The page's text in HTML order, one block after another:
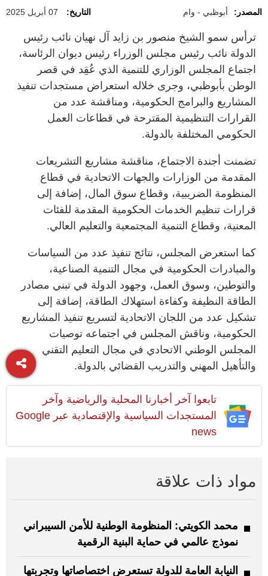
المصدر: أبوظبي - وام التاريخ: 07 أبريل 2025
ترأس سمو الشيخ منصور بن زايد آل نهيان نائب رئيس
الدولة نائب رئيس مجلس الوزراء رئيس ديوان الرئاسة،
اجتماع المجلس الوزاري للتنمية الذي عُقِد في قصر
الوطن بأبوظبي، وجرى خلاله استعراض مستجدات تنفيذ
المشاريع والبرامج الحكومية، ومناقشة عدد من
القرارات التنظيمية المقترحة في قطاعات العمل
الحكومي المختلفة بالدولة.
تضمنت أجندة الاجتماع، مناقشة مشاريع التشريعات
المقدمة من الوزارات والجهات الاتحادية في قطاع
المنظومة الضريبية، وقطاع سوق المال، إضافة إلى
قرارات تنظيم الخدمات الحكومية المقدمة للفئات
المعنية، وقطاع التنمية المجتمعية والتعليم العالي.
كما استعرض المجلس، نتائج تنفيذ عدد من السياسات
والمبادرات الحكومية في مجال التنمية الصناعية،
والتوطين، وسوق العمل، وجهود الدولة في تبني مصادر
الطاقة النظيفة وكفاءة استهلاك الطاقة، إضافة إلى
تشكيل عدد من اللجان الاتحادية لتسريع تنفيذ المشاريع
الحكومية، وناقش المجلس في اجتماعه توصيات
المجلس الوطني الاتحادي في مجال التعليم التقني
والتأهيل المهني والتدريب القضائي بالدولة.
تابعوا آخر أخبارنا المحلية والرياضية وآخر
المستجدات السياسية والإقتصادية عبر Google
news
مواد ذات علاقة
محمد الكويتي: المنظومة الوطنية للأمن السيبراني
نموذج عالمي في حماية البنية الرقمية
النيابة العامة للدولة تستعرض اختصاصاتها وتجربتها